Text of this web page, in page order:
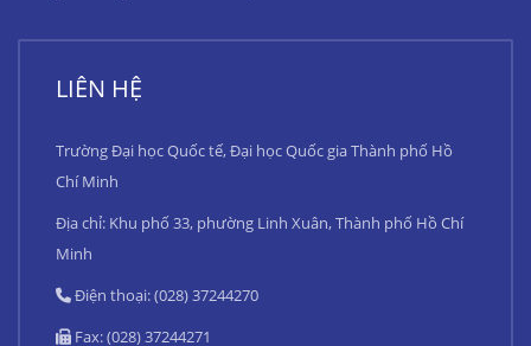
LIÊN HỆ
Trường Đại học Quốc tế, Đại học Quốc gia Thành phố Hồ
Chí Minh
Địa chỉ: Khu phố 33, phường Linh Xuân, Thành phố Hồ Chí
Minh
Điện thoại: (028) 37244270
Fax: (028) 37244271